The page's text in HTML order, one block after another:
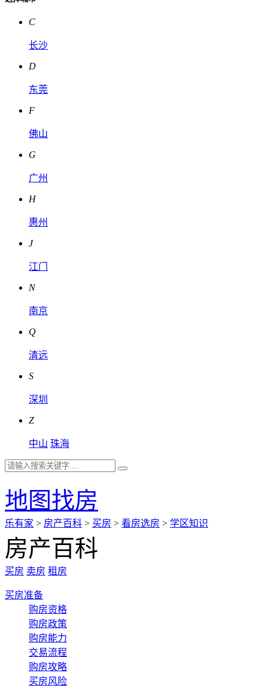
C
长沙
D
东莞
F
佛山
G
广州
H
惠州
J
江门
N
南京
Q
清远
S
深圳
Z
中山 珠海
地图找房
乐有家 > 房产百科 > 买房 > 看房选房 > 学区知识
房产百科
买房 卖房 租房
买房准备
购房资格
购房政策
购房能力
交易流程
购房攻略
买房风险